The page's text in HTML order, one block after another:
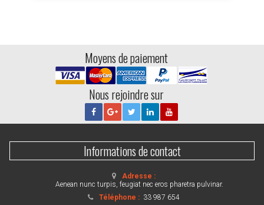
Moyens de paiement
Nous rejoindre sur
Informations de contact
Adresse :
Aenean nunc turpis, feugiat nec eros pharetra pulvinar.
Téléphone : 33 987 654